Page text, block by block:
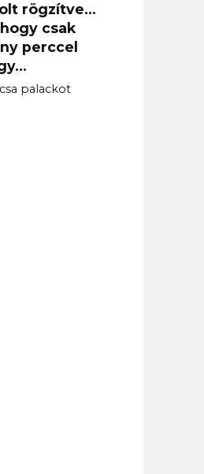
rögzítve…
csak
perccel
palackot